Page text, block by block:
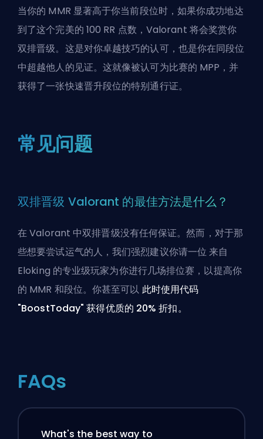
当你的 MMR 显著高于你当前段位时，如果你成功地达
到了这个完美的 100 RR 点数，Valorant 将会奖赏你
双排晋级。这是对你卓越技巧的认可，也是你在同段位
中超越他人的见证。这就像被认可为比赛的 MPP，并
获得了一张快速晋升段位的特别通行证。
常见问题
双排晋级 Valorant 的最佳方法是什么？
在 Valorant 中双排晋级没有任何保证。然而，对于那
些想要尝试运气的人，我们强烈建议你请一位来自
Eloking 的专业级玩家为你进行几场排位赛 ，以提高你
的 MMR 和段位。你甚至可以 此时使用代码
"BoostToday" 获得优质的 20% 折扣。
FAQs
What's the best way to